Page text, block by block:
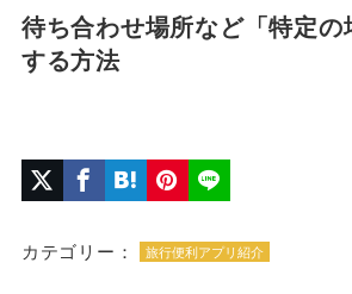
待ち合わせ場所など「特定の
する方法
カテゴリー： 旅行便利アプリ紹介